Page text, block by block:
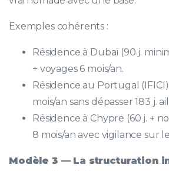
Exemples cohérents :
Résidence à Dubaï (90 j.
+ voyages 6 mois/an.
Résidence au Portugal
mois/an sans dépasser 183 j.
Résidence à Chypre (60 j. +
8 mois/an avec vigilance sur
Modèle 3 — La structuration